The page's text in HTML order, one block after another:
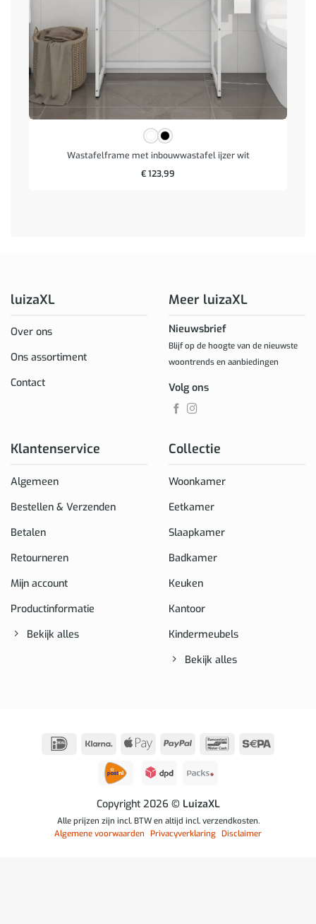
Wastafelframe met inbouwwastafel ijzer wit
€123,99
luizaXL
Over ons
Ons assortiment
Contact
Klantenservice
Algemeen
Bestellen & Verzenden
Betalen
Retourneren
Mijn account
Productinformatie
Bekijk alles
Collectie
Woonkamer
Eetkamer
Slaapkamer
Badkamer
Keuken
Kantoor
Kindermeubels
Bekijk alles
Meer luizaXL
Nieuwsbrief
Blijf op de hoogte van de nieuwste
woontrends en aanbiedingen
Volg ons
IDeal Klarna
Apple
PayPal Bancontact
Copyright 2026 © LuizaXL
Alle prijzen zijn incl. BTW en altijd incl. verzendkosten.
Algemene voorwaarden Privacyverklaring Disclaimer